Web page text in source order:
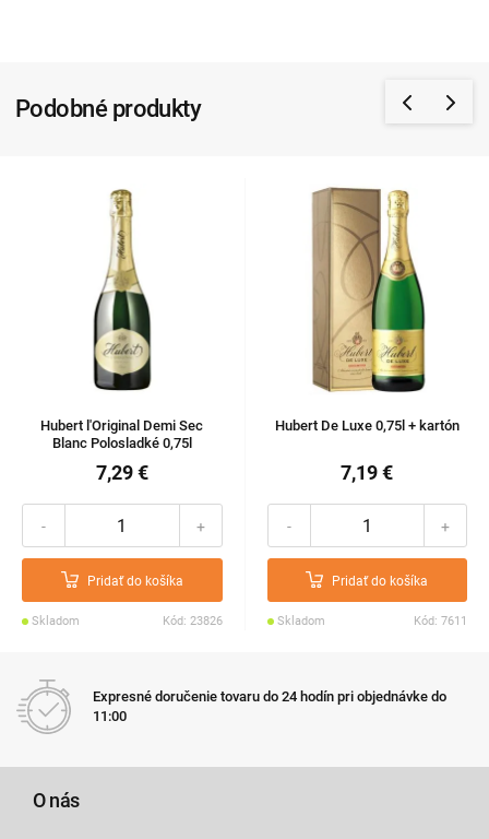
Podobné produkty
Hubert l'Original Demi Sec
Blanc Polosladké 0,75l
7,29 €
- +
Pridať do košíka
Skladom Kód: 23826
Hubert De Luxe 0,75l + kartón
7,19 €
- +
Pridať do košíka
Skladom Kód: 7611
Expresné doručenie tovaru do 24 hodín pri objednávke do
11:00
O nás